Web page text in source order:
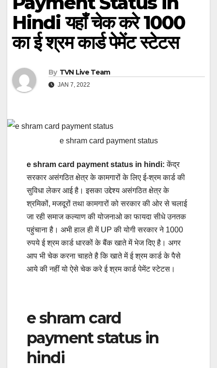
Hindi यहाँ चेक करे 1000
का ई श्रम कार्ड पेमेंट स्टेटस
By TVN Live Team
JAN 7, 2022
e shram card payment status
e shram card payment status in hindi: केंद्र
सरकार असंगठित क्षेत्र के कामगारों के लिए ई-श्रम कार्ड की
सुविधा लेकर आई है। इसका उद्देश्य असंगठित क्षेत्र के
श्रमिकों, मजदूरों तथा कामगारों को सरकार की ओर से चलाई
जा रही समाज कल्याण की योजनाओ का फायदा सीधे उनतक
पहुंचाना है। अभी हाल ही में UP की योगी सरकार ने 1000
रुपये ई श्रम कार्ड धारकों के बैंक खाते में भेज दिए है। अगर
आप भी चेक करना चाहते है कि खाते में ई श्रम कार्ड के पैसे
आये की नहीं यो ऐसे चेक करे ई श्रम कार्ड पेमेंट स्टेटस।
e shram card
payment status in
hindi